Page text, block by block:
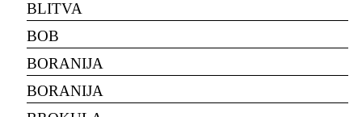
BLITVA
BOB
BORANIJA
BORANIJA